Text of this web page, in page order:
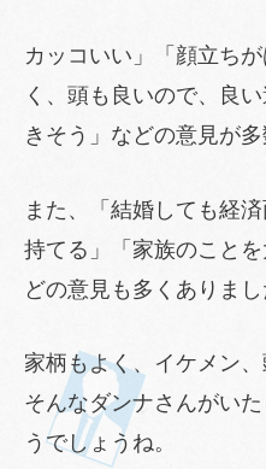
カッコいい」「顔立ち
く、頭も良いので、良
きそう」などの意見が
また、「結婚しても経
持てる」「家族のこと
どの意見も多くありまし
家柄もよく、イケメン
そんなダンナさんがい
うでしょうね。